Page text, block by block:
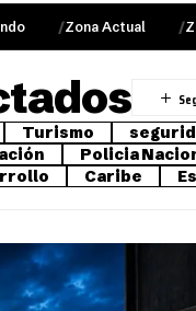
Zona Actual
Turismo
Policia
Caribe